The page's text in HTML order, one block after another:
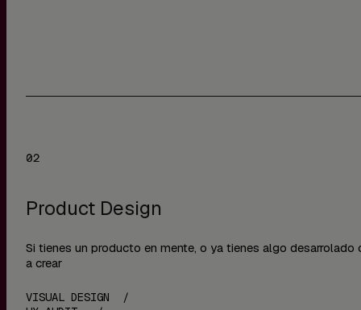
Product Design
Si tienes un producto en mente, o ya tienes algo
a crear
VISUAL DESIGN /